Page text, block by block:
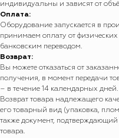
индивидуальны и зависят от
Оплата:
Оборудование запускается в
принимаем оплату от
банковским переводом.
Возврат:
Вы можете отказаться от
получения, в момент передачи
– в течение 14 календарных дней.
Возврат товара надлежащего
его товарный вид (упаковка,
также документ,
товара.